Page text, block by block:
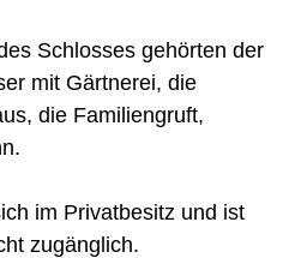
Schlosses gehörten der
mit Gärtnerei, die
die Familiengruft,
im Privatbesitz und ist
zugänglich.